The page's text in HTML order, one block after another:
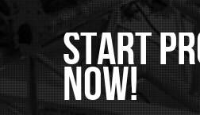
Start
now!